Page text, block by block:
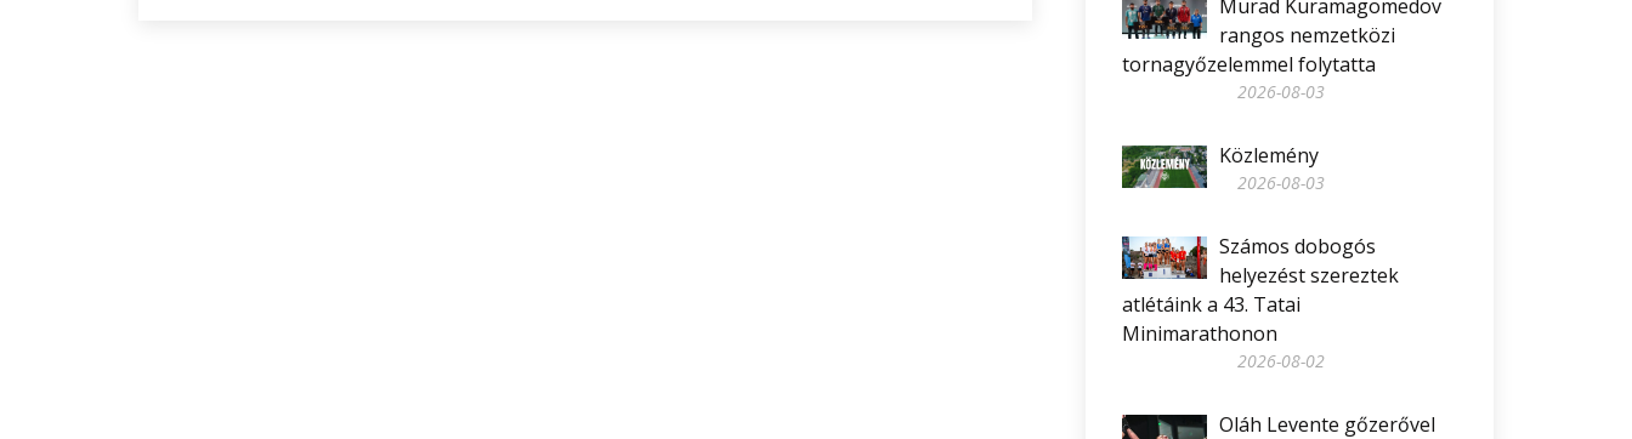
Murad Kuramagomedov
rangos nemzetközi
tornagyőzelemmel folytatta
2026-08-03
Közlemény
2026-08-03
Számos dobogós
helyezést szereztek
atlétáink a 43. Tatai
Minimarathonon
2026-08-02
Oláh Levente gőzerővel